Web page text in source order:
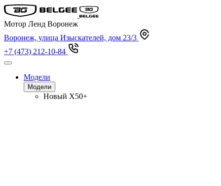
Мотор Ленд Воронеж
Воронеж, улица Изыскателей, дом 23/3
+7 (473) 212-10-84
Модели
Модели
Новый X50+